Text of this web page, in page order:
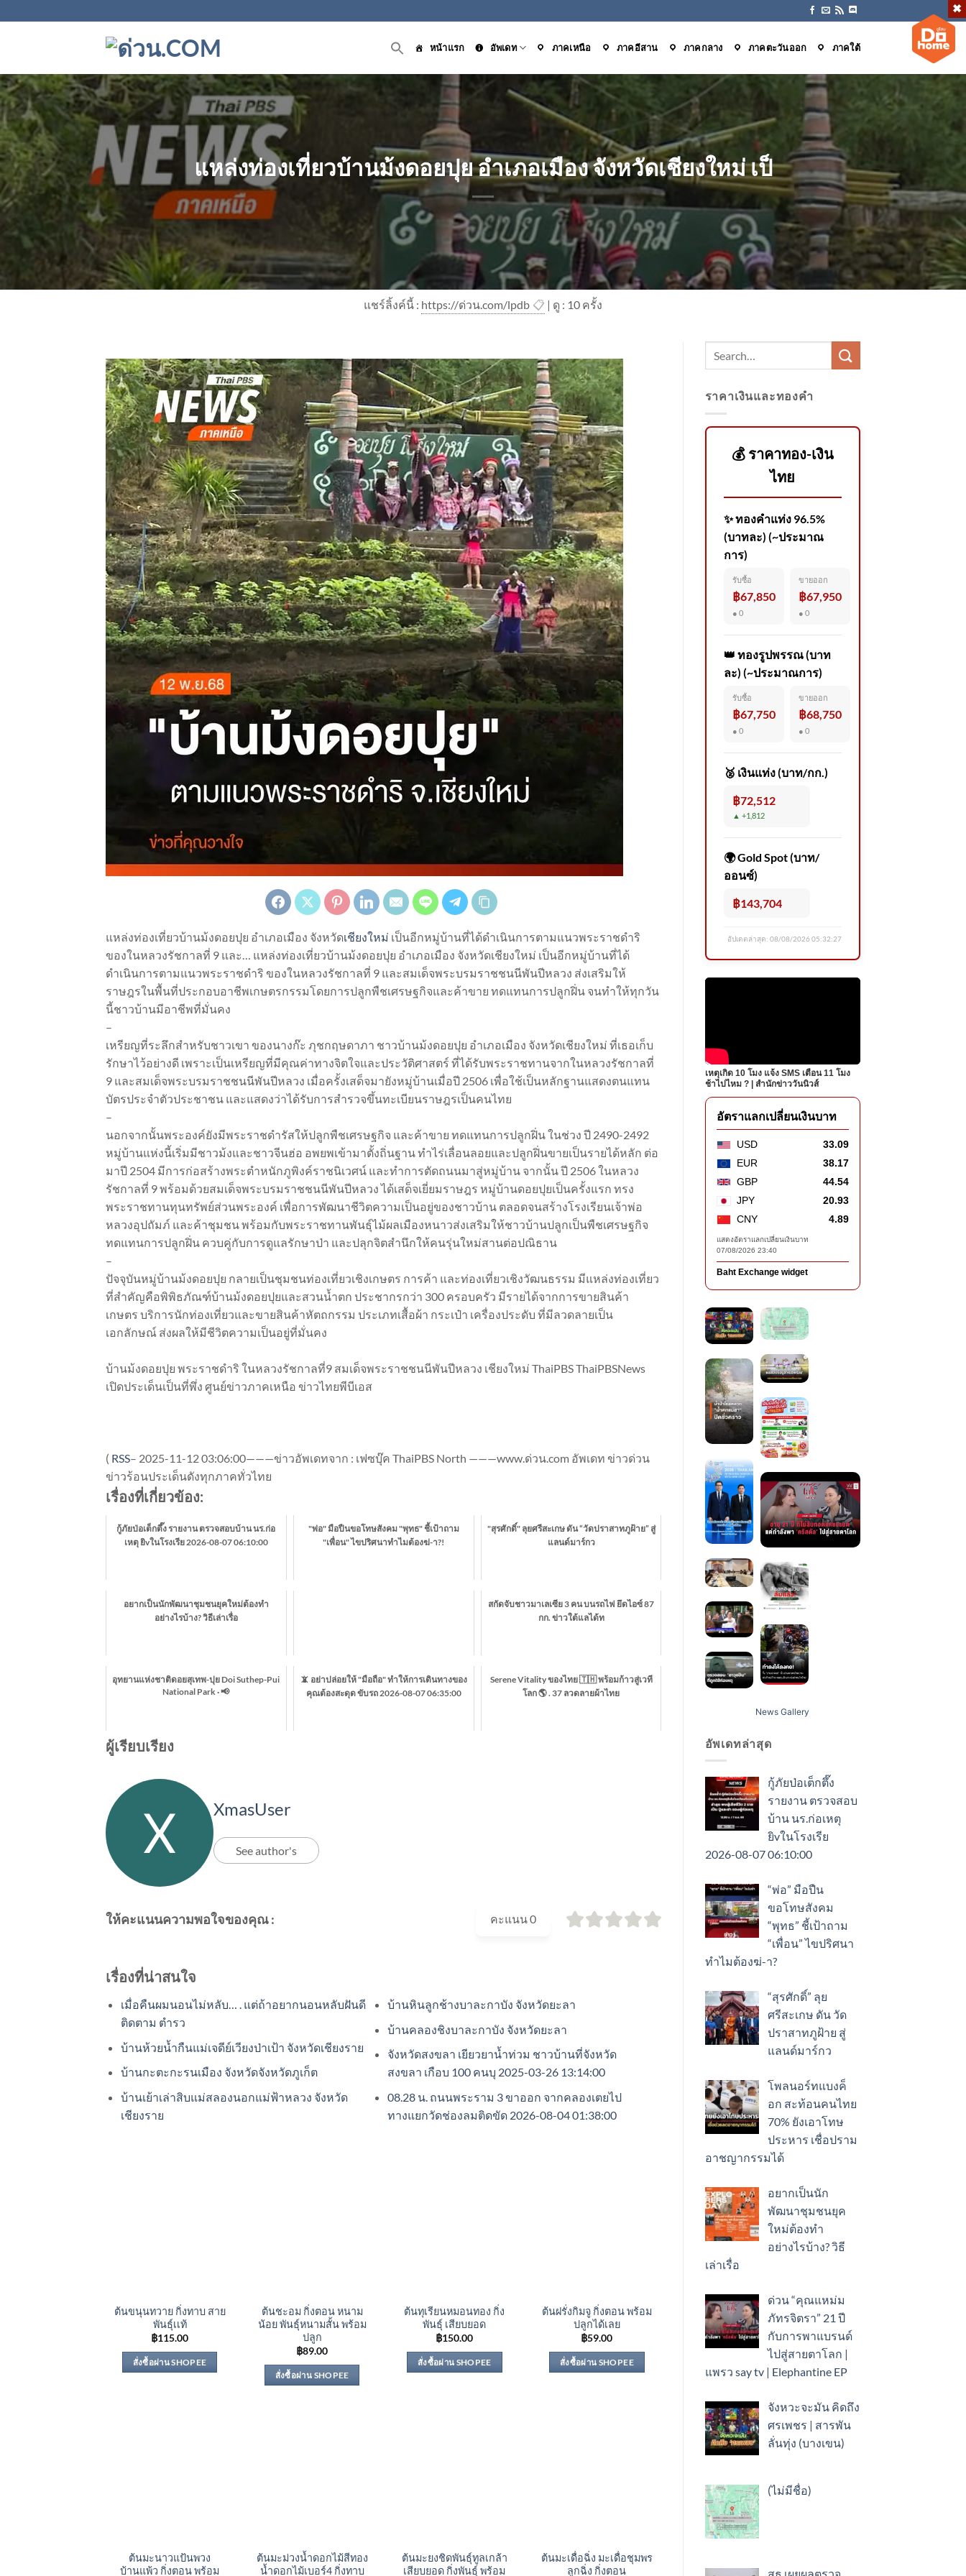
ไป
หน้าแรก อัพเดท ภาคเหนือ ภาคอีสาน ภาคกลาง ภาคตะวันออก ภาคใต้
แหล่งท่องเที่ยวบ้านม้งดอยปุย อำเภอเมือง จังหวัดเชียงใหม่ เป็
แชร์ลิ้งค์นี้ : https://ด่วน.com/lpdb 📋 | ดู : 10 ครั้ง
แหล่งท่องเที่ยวบ้านม้งดอยปุย อำเภอเมือง จังหวัดเชียงใหม่ เป็นอีกหมู่บ้านที่ได้ดำเนินการตามแนวพระราชดำริ
ของในหลวงรัชกาลที่ 9 และ… แหล่งท่องเที่ยวบ้านม้งดอยปุย อำเภอเมือง จังหวัดเชียงใหม่ เป็นอีกหมู่บ้านที่ได้
ดำเนินการตามแนวพระราชดำริ ของในหลวงรัชกาลที่ 9 และสมเด็จพระบรมราชชนนีพันปีหลวง ส่งเสริมให้
ราษฎรในพื้นที่ประกอบอาชีพเกษตรกรรมโดยการปลูกพืชเศรษฐกิจและค้าขาย ทดแทนการปลูกฝิ่น จนทำให้ทุกวัน
นี้ชาวบ้านมีอาชีพที่มั่นคง
–
เหรียญที่ระลึกสำหรับชาวเขา ของนางก๊ะ ภุชกฤษดาภา ชาวบ้านม้งดอยปุย อำเภอเมือง จังหวัดเชียงใหม่ ที่เธอเก็บ
รักษาไว้อย่างดี เพราะเป็นเหรียญที่มีคุณค่าทางจิตใจและประวัติศาสตร์ ที่ได้รับพระราชทานจากในหลวงรัชกาลที่
9 และสมเด็จพระบรมราชชนนีพันปีหลวง เมื่อครั้งเสด็จมายังหมู่บ้านเมื่อปี 2506 เพื่อใช้เป็นหลักฐานแสดงตนแทน
บัตรประจำตัวประชาชน และแสดงว่าได้รับการสำรวจขึ้นทะเบียนราษฎรเป็นคนไทย
–
นอกจากนั้นพระองค์ยังมีพระราชดำรัสให้ปลูกพืชเศรษฐกิจ และค้าขาย ทดแทนการปลูกฝิ่น ในช่วง ปี 2490-2492
หมู่บ้านแห่งนี้เริ่มมีชาวม้งและชาวจีนฮ่อ อพยพเข้ามาตั้งถิ่นฐาน ทำไร่เลื่อนลอยและปลูกฝิ่นขายเป็นรายได้หลัก ต่อ
มาปี 2504 มีการก่อสร้างพระตำหนักภูพิงค์ราชนิเวศน์ และทำการตัดถนนมาสู่หมู่บ้าน จากนั้น ปี 2506 ในหลวง
รัชกาลที่ 9 พร้อมด้วยสมเด็จพระบรมราชชนนีพันปีหลวง ได้เสด็จเยี่ยมราษฎร หมู่บ้านดอยปุยเป็นครั้งแรก ทรง
พระราชทานทุนทรัพย์ส่วนพระองค์ เพื่อการพัฒนาชีวิตความเป็นอยู่ของชาวบ้าน ตลอดจนสร้างโรงเรียนเจ้าพ่อ
หลวงอุปถัมภ์ และค้าชุมชน พร้อมกับพระราชทานพันธุ์ไม้ผลเมืองหนาวส่งเสริมให้ชาวบ้านปลูกเป็นพืชเศรษฐกิจ
ทดแทนการปลูกฝิ่น ควบคู่กับการดูแลรักษาป่า และปลุกจิตสำนึกให้คนรุ่นใหม่สานต่อปณิธาน
–
ปัจจุบันหมู่บ้านม้งดอยปุย กลายเป็นชุมชนท่องเที่ยวเชิงเกษตร การค้า และท่องเที่ยวเชิงวัฒนธรรม มีแหล่งท่องเที่ยว
ที่สำคัญคือพิพิธภัณฑ์บ้านม้งดอยปุยและสวนน้ำตก ประชากรกว่า 300 ครอบครัว มีรายได้จากการขายสินค้า
เกษตร บริการนักท่องเที่ยวและขายสินค้าหัตถกรรม ประเภทเสื้อผ้า กระเป๋า เครื่องประดับ ที่มีลวดลายเป็น
เอกลักษณ์ ส่งผลให้มีชีวิตความเป็นอยู่ที่มั่นคง
บ้านม้งดอยปุย พระราชดำริ ในหลวงรัชกาลที่9 สมเด็จพระราชชนนีพันปีหลวง เชียงใหม่ ThaiPBS ThaiPBSNews
เปิดประเด็นเป็นที่พึ่ง ศูนย์ข่าวภาคเหนือ ข่าวไทยพีบีเอส
( RSS– 2025-11-12 03:06:00———ข่าวอัพเดทจาก : เฟซบุ๊ค ThaiPBS North ———www.ด่วน.com อัพเดท ข่าวด่วน
ข่าวร้อนประเด็นดังทุกภาคทั่วไทย
เรื่องที่เกี่ยวข้อง:
กู้ภัยป่อเต็กตึ๊ง รายงาน ตรวจสอบบ้าน นร.ก่อ
เหตุ ยิvในโรงเรีย 2026-08-07 06:10:00
"พ่อ" มือปืนขอโทษสังคม "พุทธ" ชี้เป้าถาม
"เพื่อน" ไขปริศนาทำไมต้องฆ่-า?!
"สุรศักดิ์" ลุยศรีสะเกษ ดัน “วัดปราสาทภูฝ้าย” สู่
แลนด์มาร์กว
อยากเป็นนักพัฒนาชุมชนยุคใหม่ต้องทำ
อย่างไรบ้าง? วิธีเล่าเรื่อ
สกัดจับชาวมาเลเซีย 3 คน บนรถไฟ ยึดไอซ์ 87
กก. ข่าวใต้แลได้ท
อุทยานแห่งชาติดอยสุเทพ-ปุย Doi Suthep-Pui
National Park · 📢
📵 อย่าปล่อยให้ "มือถือ" ทำให้การเดินทางของ
คุณต้องสะดุด ขับรถ 2026-08-07 06:35:00
Serene Vitality ของไทย 🇹🇭 พร้อมก้าวสู่เวที
โลก 🌎 . 37 ลวดลายผ้าไทย
ผู้เรียบเรียง
XmasUser
See author's
ให้คะแนนความพอใจของคุณ : คะแนน0
เรื่องที่น่าสนใจ
เมื่อคืนผมนอนไม่หลับ… . แต่ถ้าอยากนอนหลับฝันดี
ติดตาม ตำรว
บ้านห้วยน้ำกืนแม่เจดีย์เวียงป่าเป้า จังหวัดเชียงราย
บ้านกะตะกะรนเมือง จังหวัดจังหวัดภูเก็ต
บ้านเย้าเล่าสิบแม่สลองนอกแม่ฟ้าหลวง จังหวัด
เชียงราย
บ้านหินลูกช้างบาละกาบัง จังหวัดยะลา
บ้านคลองชิงบาละกาบัง จังหวัดยะลา
จังหวัดสงขลา เยียวยาน้ำท่วม ชาวบ้านที่จังหวัด
สงขลา เกือบ 100 คนบุ 2025-03-26 13:14:00
08.28 น. ถนนพระราม 3 ขาออก จากคลองเตยไป
ทางแยกวัดช่องลมติดขัด 2026-08-04 01:38:00
ต้นขนุนทวาย กิ่งทาบ สาย
พันธุ์เเท้
฿115.00
สั่งซื้อผ่าน SHOPEE
ต้นชะอม กิ่งตอน หนาม
น้อย พันธุ์หนามสั้น พร้อม
ปลูก
฿89.00
สั่งซื้อผ่าน SHOPEE
ต้นทุเรียนหมอนทอง กิ่ง
พันธุ์ เสียบยอด
฿150.00
สั่งซื้อผ่าน SHOPEE
ต้นฝรั่งกิมจู กิ่งตอน พร้อม
ปลูกได้เลย
฿59.00
สั่งซื้อผ่าน SHOPEE
ต้นมะนาวแป้นพวง
บ้านแพ้ว กิ่งตอน พร้อม
ต้นมะม่วงน้ำดอกไม้สีทอง
น้ำดอกไม้เบอร์4 กิ่งทาบ
ต้นมะยงชิดพันธุ์ทูลเกล้า
เสียบยอด กิ่งพันธุ์ พร้อม
ต้นมะเดื่อฉิ่ง มะเดื่อชุมพร
ลูกฉิ่ง กิ่งตอน
ราคาเงินและทองคำ
💰 ราคาทอง-เงิน
ไทย
✨ ทองคำแท่ง 96.5%
(บาทละ) (~ประมาณ
การ)
รับซื้อ
฿67,850
● 0
ขายออก
฿67,950
● 0
👑 ทองรูปพรรณ (บาท
ละ) (~ประมาณการ)
รับซื้อ
฿67,750
● 0
ขายออก
฿68,750
● 0
🥈 เงินแท่ง (บาท/กก.)
฿72,512
▲ +1,812
🌍 Gold Spot (บาท/
ออนซ์)
฿143,704
อัปเดตล่าสุด: 08/08/2026 05:32:27
เหตุเกิด 10 โมง แจ้ง SMS เตือน 11 โมง
ช้าไปไหม ? | สำนักข่าววันนิวส์
อัตราแลกเปลี่ยนเงินบาท
USD
33.09
EUR
38.17
GBP
44.54
JPY
20.93
CNY
4.89
แสดงอัตราแลกเปลี่ยนเงินบาท
07/08/2026 23:40
Baht Exchange widget
News Gallery
อัพเดทล่าสุด
กู้ภัยป่อเต็กตึ๊ง
รายงาน ตรวจสอบ
บ้าน นร.ก่อเหตุ
ยิvในโรงเรีย
2026-08-07 06:10:00
“พ่อ” มือปืน
ขอโทษสังคม
“พุทธ” ชี้เป้าถาม
“เพื่อน” ไขปริศนา
ทำไมต้องฆ่-า?
“สุรศักดิ์” ลุย
ศรีสะเกษ ดัน วัด
ปราสาทภูฝ้าย สู่
แลนด์มาร์กว
โพลนอร์ทแบงค็
อก สะท้อนคนไทย
70% ยังเอาโทษ
ประหาร เชื่อปราม
อาชญากรรมได้
อยากเป็นนัก
พัฒนาชุมชนยุค
ใหม่ต้องทำ
อย่างไรบ้าง? วิธี
เล่าเรื่อ
ด่วน “คุณแหม่ม
ภัทรจิตรา” 21 ปี
กับการพาแบรนด์
ไปสู่สายตาโลก |
แพรว say tv | Elephantine EP
จังหวะจะมัน คิดถึง
ศรเพชร | สารพัน
ลั่นทุ่ง (บางเขน)
(ไม่มีชื่อ)เรื่อง